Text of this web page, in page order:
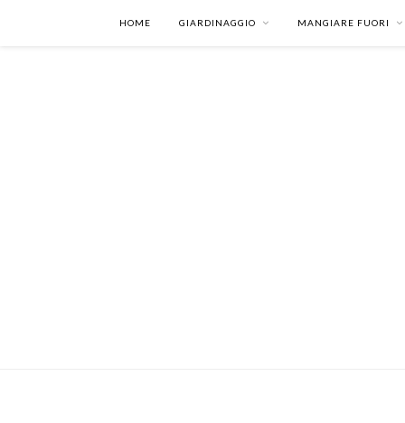
HOME GIARDINAGGIO MANGIARE FUORI